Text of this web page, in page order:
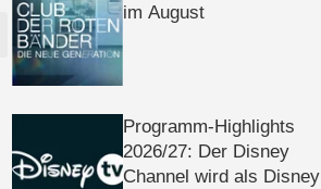
im August
Programm-Highlights
2026/​27: Der Disney
Channel wird als Disney